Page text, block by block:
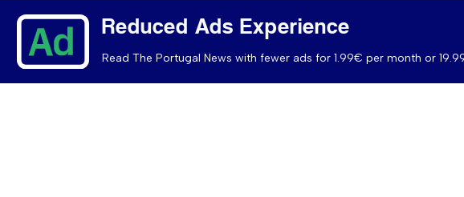
Reduced Ads Experience
Read The Portugal News with fewer ads for 1.99€ per month or